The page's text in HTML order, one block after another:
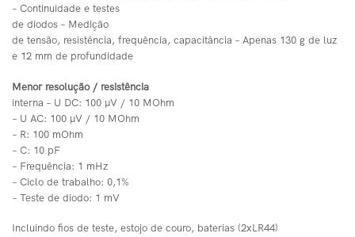
– Continuidade e testes
de diodos – Medição
de tensão, resistência, frequência, capacitância – Apenas 130 g de luz
e 12 mm de profundidade
Menor resolução / resistência
interna – U DC: 100 μV / 10 MOhm
– U AC: 100 μV / 10 MOhm
– R: 100 mOhm
– C: 10 pF
– Frequência: 1 mHz
– Ciclo de trabalho: 0,1%
– Teste de diodo: 1 mV
Incluindo fios de teste, estojo de couro, baterias (2xLR44)